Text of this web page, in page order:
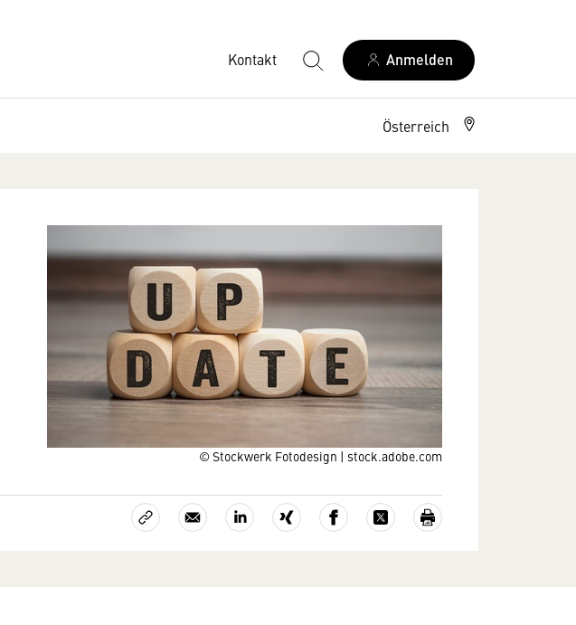
Kontakt Anmelden
Österreich
© Stockwerk Fotodesign | stock.adobe.com